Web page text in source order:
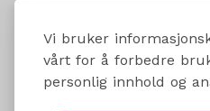
Vi bruker
vårt for å forbedre
personlig innhold og